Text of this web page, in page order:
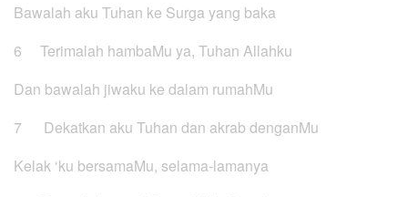
Bawalah aku Tuhan ke Surga yang baka
6 Terimalah hambaMu ya, Tuhan Allahku
Dan bawalah jiwaku ke dalam rumahMu
7 Dekatkan aku Tuhan dan akrab denganMu
Kelak ‘ku bersamaMu, selama-lamanya